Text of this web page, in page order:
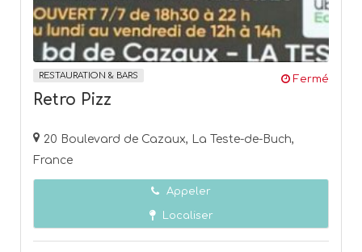
RESTAURATION & BARS Fermé
Retro Pizz
20 Boulevard de Cazaux, La Teste-de-Buch,
France
Appeler
Localiser